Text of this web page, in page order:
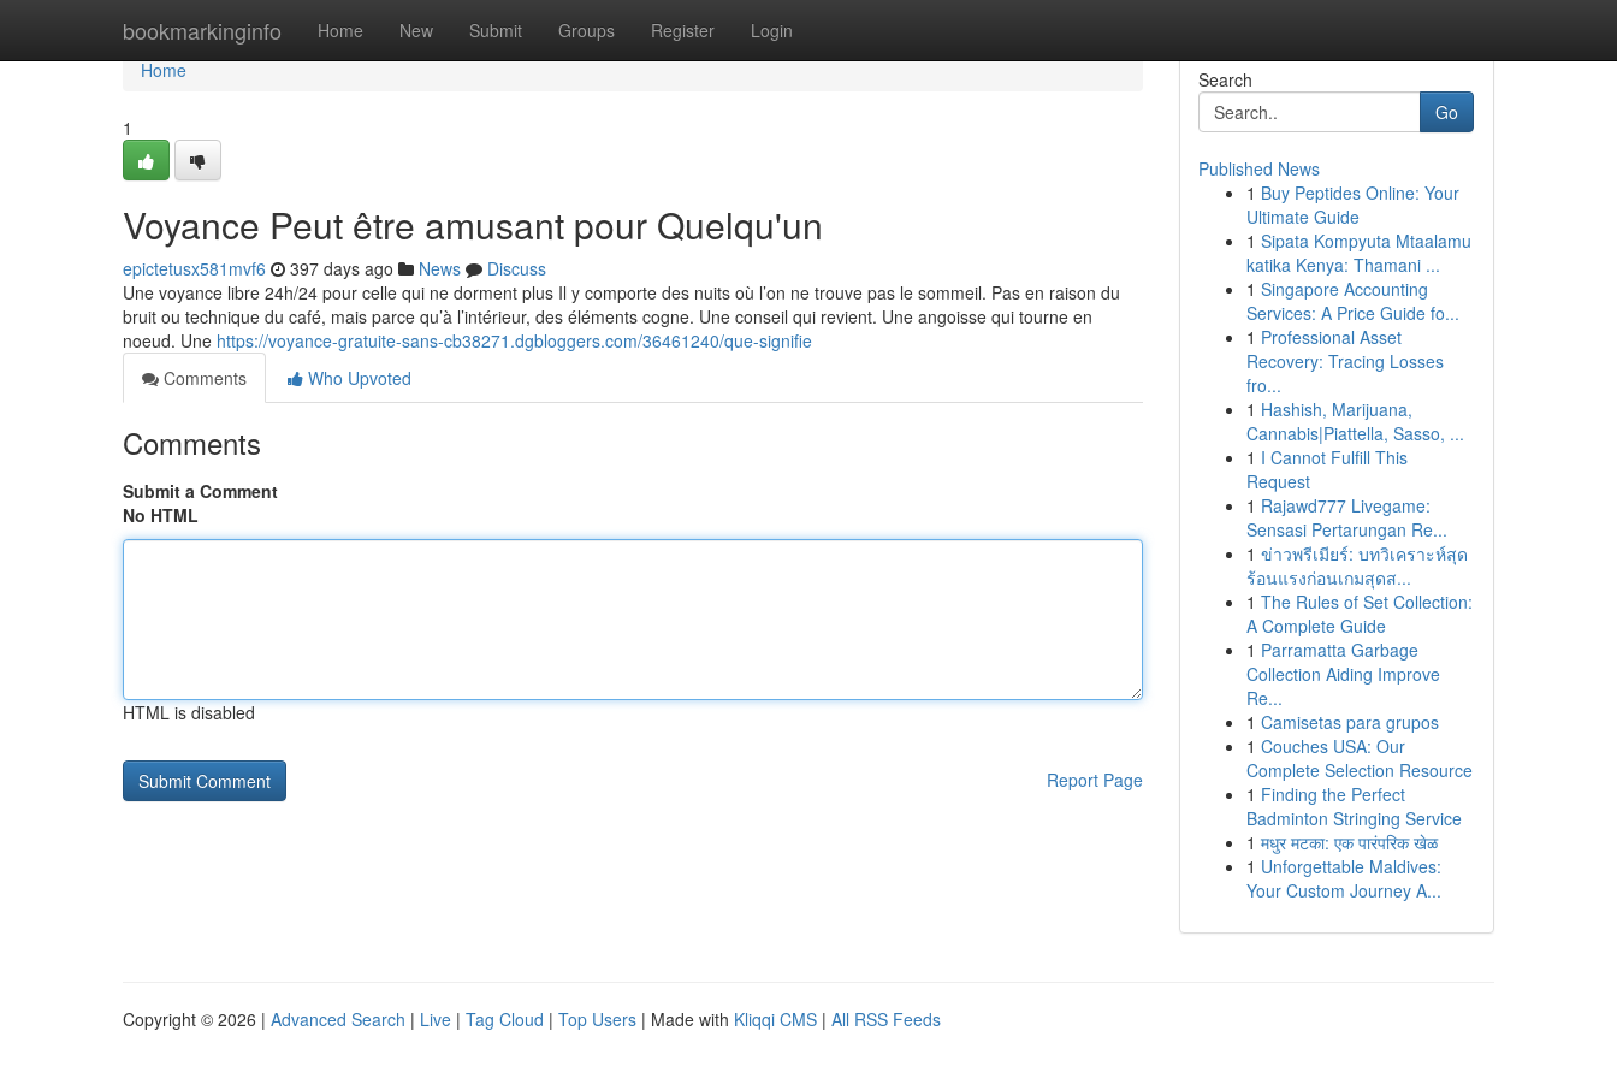
bookmarkinginfo Home New Submit Groups Register Login
Home
Home
1
Voyance Peut être amusant pour Quelqu'un
epictetusx581mvf6 397 days ago News
Discuss
Une voyance libre 24h/24 pour celle qui ne dorment plus Il y comporte des nuits où l’on ne trouve pas le sommeil. Pas en raison du
bruit ou technique du café, mais parce qu’à l’intérieur, des éléments cogne. Une conseil qui revient. Une angoisse qui tourne en
noeud. Une https://voyance-gratuite-sans-cb38271.dgbloggers.com/36461240/que-signifie
Comments
Who Upvoted
Comments
Submit a Comment
No HTML
HTML is disabled
Report Page
Search
Go
Published News
1 Buy Peptides Online: Your
Ultimate Guide
1 Sipata Kompyuta Mtaalamu
katika Kenya: Thamani ...
1 Singapore Accounting
Services: A Price Guide fo...
1 Professional Asset
Recovery: Tracing Losses
fro...
1 Hashish, Marijuana,
Cannabis|Piattella, Sasso, ...
1 I Cannot Fulfill This
Request
1 Rajawd777 Livegame:
Sensasi Pertarungan Re...
1 ข่าวพรีเมียร์: บทวิเคราะห์สุด
ร้อนแรงก่อนเกมสุดส...
1 The Rules of Set Collection:
A Complete Guide
1 Parramatta Garbage
Collection Aiding Improve
Re...
1 Camisetas para grupos
1 Couches USA: Our
Complete Selection Resource
1 Finding the Perfect
Badminton Stringing Service
1 मधुर मटका: एक पारंपरिक खेळ
1 Unforgettable Maldives:
Your Custom Journey A...
Copyright © 2026 | Advanced Search | Live | Tag Cloud | Top Users | Made with Kliqqi CMS | All RSS Feeds